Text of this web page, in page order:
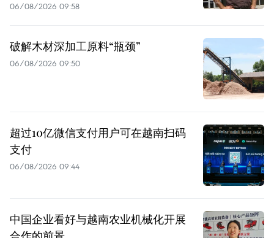
06/08/2026 09:58
破解木材深加工原料“瓶颈”
06/08/2026 09:50
超过10亿微信支付用户可在越南扫码
支付
06/08/2026 09:44
中国企业看好与越南农业机械化开展